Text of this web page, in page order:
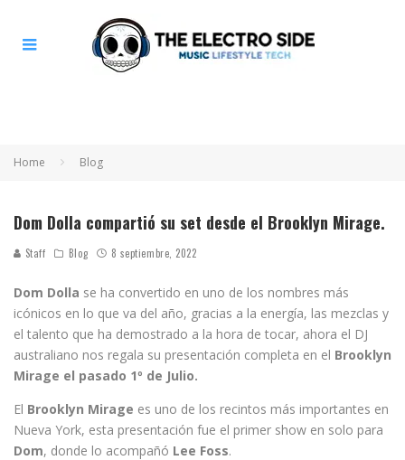
Home Blog
Dom Dolla compartió su set desde el Brooklyn Mirage.
Staff Blog 8 septiembre, 2022
Dom Dolla se ha convertido en uno de los nombres más
icónicos en lo que va del año, gracias a la energía, las mezclas y
el talento que ha demostrado a la hora de tocar, ahora el DJ
australiano nos regala su presentación completa en el Brooklyn
Mirage el pasado 1º de Julio.
El Brooklyn Mirage es uno de los recintos más importantes en
Nueva York, esta presentación fue el primer show en solo para
Dom, donde lo acompañó Lee Foss.